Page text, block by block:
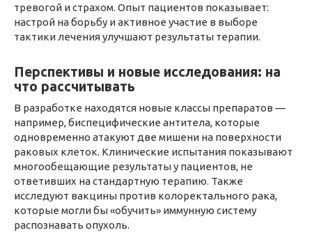
тревогой и страхом. Опыт пациентов показывает:
настрой на борьбу и активное участие в выборе
тактики лечения улучшают результаты терапии.
Перспективы и новые исследования: на
что рассчитывать
В разработке находятся новые классы препаратов —
например, биспецифические антитела, которые
одновременно атакуют две мишени на поверхности
раковых клеток. Клинические испытания показывают
многообещающие результаты у пациентов, не
ответивших на стандартную терапию. Также
исследуют вакцины против колоректального рака,
которые могли бы «обучить» иммунную систему
распознавать опухоль.